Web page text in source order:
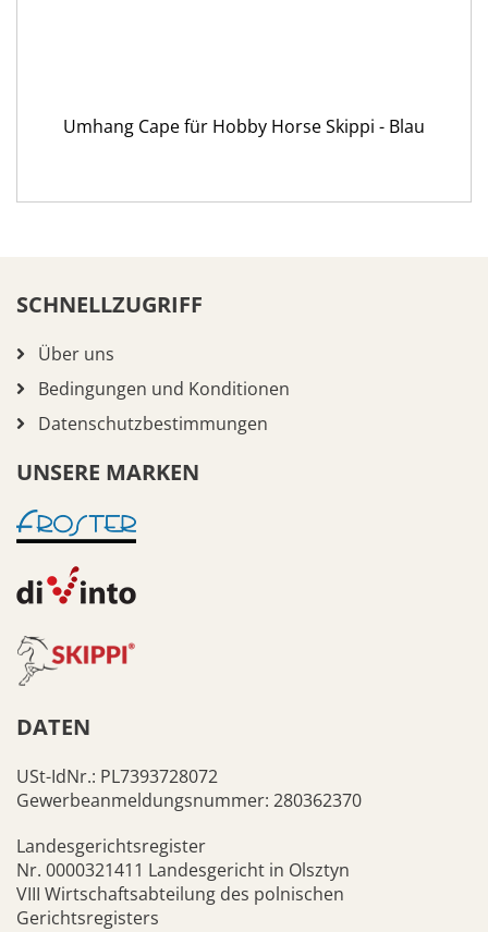
Umhang Cape für Hobby Horse Skippi - Blau
SCHNELLZUGRIFF
Über uns
Bedingungen und Konditionen
Datenschutzbestimmungen
UNSERE MARKEN
DATEN
USt-IdNr.: PL7393728072
Gewerbeanmeldungsnummer: 280362370
Landesgerichtsregister
Nr. 0000321411 Landesgericht in Olsztyn
VIII Wirtschaftsabteilung des polnischen
Gerichtsregisters